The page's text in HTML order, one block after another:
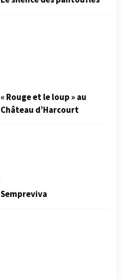
« Rouge et le loup » au
Château d’Harcourt
Sempreviva